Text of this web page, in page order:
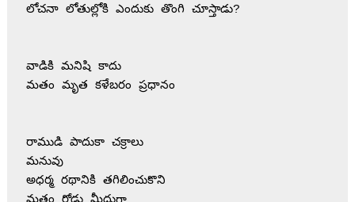
లోచనా లోతుల్లోకి ఎందుకు తొంగి చూస్తాడు?
వాడికి మనిషి కాదు
మతం మృత కళేబరం ప్రధానం
రాముడి పాదుకా చక్రాలు
మనువు
అధర్మ రథానికి తగిలించుకొని